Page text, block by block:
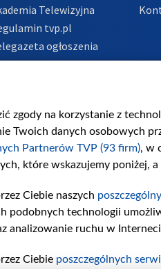
Telewizyjna
tvp.pl
ogłoszenia
o nadawcy
zgody na korzystanie z
Twoich danych osobowych
Partnerów TVP (93 firm), w
które wskazujemy poniżej,
Ciebie naszych
technologii
analizowanie ruchu w
Ciebie poszczególnych